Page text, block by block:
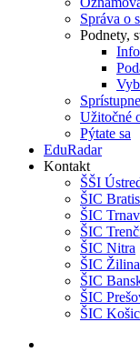
Správa o
Podnety,
Užitočné
Pýtate sa
EduRadar
Kontakt
ŠŠI
ŠIC
ŠIC
ŠIC
ŠIC Nitra
ŠIC Žilina
ŠIC
ŠIC
ŠIC